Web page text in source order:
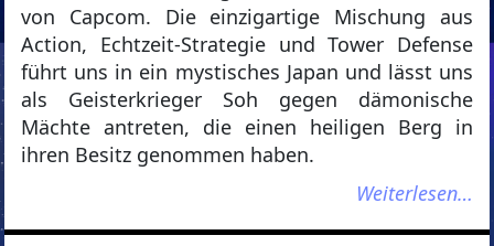
von Capcom. Die einzigartige Mischung aus
Action, Echtzeit-Strategie und Tower Defense
führt uns in ein mystisches Japan und lässt uns
als Geisterkrieger Soh gegen dämonische
Mächte antreten, die einen heiligen Berg in
ihren Besitz genommen haben.
Weiterlesen…